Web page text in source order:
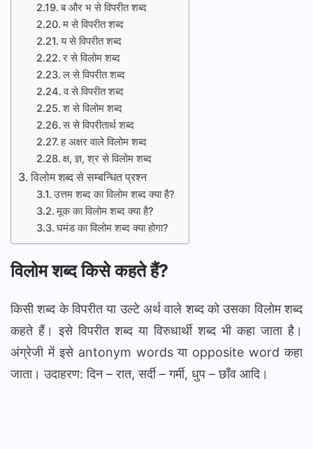
ब और भ से विपरीत शब्द
म से विपरीत शब्द
य से विपरीत शब्द
र से विलोम शब्द
ल से विपरीत शब्द
व से विपरीत शब्द
श से विलोम शब्द
स से विपरीतार्थ शब्द
ह अक्षर वाले विलोम शब्द
क्ष, ज्ञ, श्र से विलोम शब्द
विलोम शब्द से सम्बन्धित प्रश्न
उत्तम शब्द का विलोम शब्द क्या है?
मूक का विलोम शब्द क्या है?
घमंड का विलोम शब्द क्या होगा?
विलोम शब्द किसे कहते हैं?
किसी शब्द के विपरीत या उल्टे अर्थ वाले शब्द को उसका विलोम शब्द
कहते हैं। इसे विपरीत शब्द या विरुधार्थी शब्द भी कहा जाता है।
अंग्रेजी में इसे antonym words या opposite word कहा
जाता। उदाहरण: दिन – रात, सर्दी – गर्मी, धुप – छाँव आदि।